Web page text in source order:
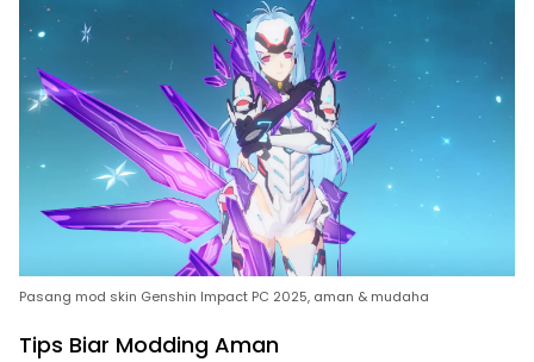
Pasang mod skin Genshin Impact PC 2025, aman & mudaha
Tips Biar Modding Aman